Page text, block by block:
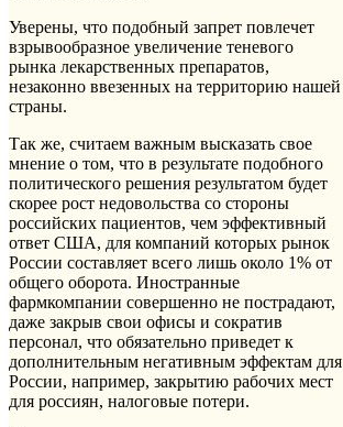
Уверены, что подобный запрет повлечет
взрывообразное увеличение теневого
рынка лекарственных препаратов,
незаконно ввезенных на территорию нашей
страны.
Так же, считаем важным высказать свое
мнение о том, что в результате подобного
политического решения результатом будет
скорее рост недовольства со стороны
российских пациентов, чем эффективный
ответ США, для компаний которых рынок
России составляет всего лишь около 1% от
общего оборота. Иностранные
фармкомпании совершенно не пострадают,
даже закрыв свои офисы и сократив
персонал, что обязательно приведет к
дополнительным негативным эффектам для
России, например, закрытию рабочих мест
для россиян, налоговые потери.